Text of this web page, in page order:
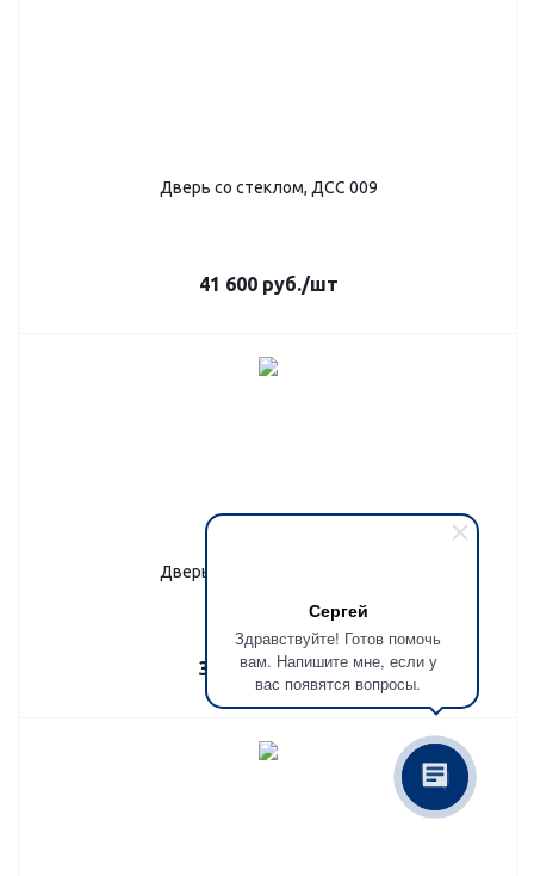
Сергей
Здравствуйте! Готов помочь
вам. Напишите мне, если у
вас появятся вопросы.
Дверь со стеклом, ДСС 009
41 600руб./шт
Дверь со стеклом, ДСС 011
37 700руб./шт